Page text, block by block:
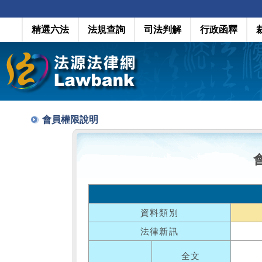
精選六法 法規查詢 司法判解 行政函釋
會員權限說明
資料類別
法律新訊
全文